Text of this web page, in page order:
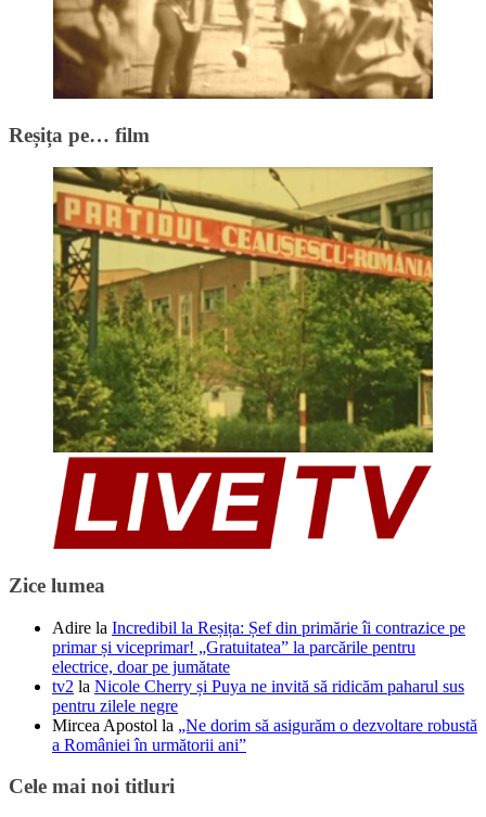
Reșița pe… film
Zice lumea
Adire la Incredibil la Reșița: Șef din primărie îi contrazice pe
primar și viceprimar! „Gratuitatea” la parcările pentru
electrice, doar pe jumătate
tv2 la Nicole Cherry și Puya ne invită să ridicăm paharul sus
pentru zilele negre
Mircea Apostol la „Ne dorim să asigurăm o dezvoltare robustă
a României în următorii ani”
Cele mai noi titluri